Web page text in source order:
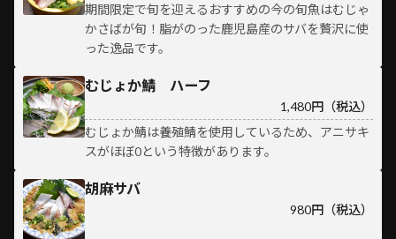
期間限定で旬を迎えるおすすめの今の旬魚はむじゃ
かさばが旬！脂がのった鹿児島産のサバを贅沢に使
った逸品です。
むじょか鯖 ハーフ
1,480円（税込）
むじょか鯖は養殖鯖を使用しているため、アニサキ
スがほぼ0という特徴があります。
胡麻サバ
980円（税込）